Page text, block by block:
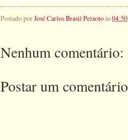
Postado porJosé Carlos Brasil Peixotoàs04:50
Nenhum comentário:
Postar um comentário